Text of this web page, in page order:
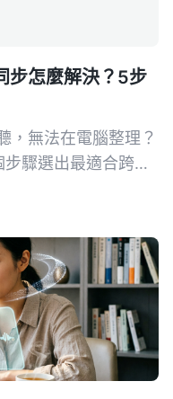
步怎麼解決？5步
，無法在電腦整理？
驟選出最適合跨裝